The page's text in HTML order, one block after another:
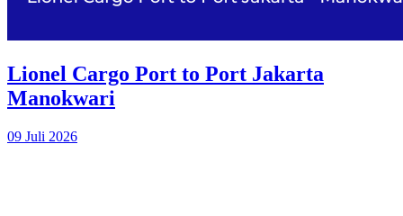
Lionel Cargo Port to Port Jakarta
Manokwari
09 Juli 2026